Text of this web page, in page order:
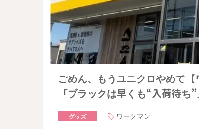
ごめん、もうユニクロやめて
「ブラックは早くも“入荷待ち
グッズ
ワークマン